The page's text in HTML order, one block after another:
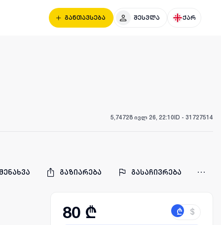
განთავსება შესვლა ქარ
5,74728 ივლ 26, 22:10ID - 31727514
გაზიარება გასაჩივრება
80 ₾ ₾ $